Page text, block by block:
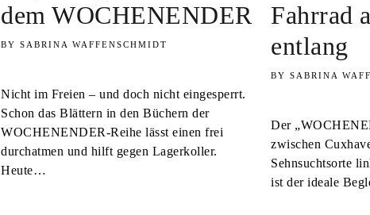
dem WOCHENENDER
SABRINA WAFFENSCHMIDT
Nicht im Freien – und doch nicht eingesperrt.
Schon das Blättern in den Büchern der
WOCHENENDER-Reihe lässt einen frei
durchatmen und hilft gegen Lagerkoller.
Heute…
Fahrrad
entlang
SABRINA
Der
zwischen
Sehnsuchtsorte
ist der ideale